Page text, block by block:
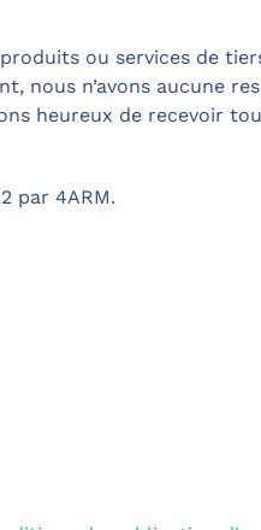
ou services de
n’avons aucune
heureux de recevoir
par 4ARM.